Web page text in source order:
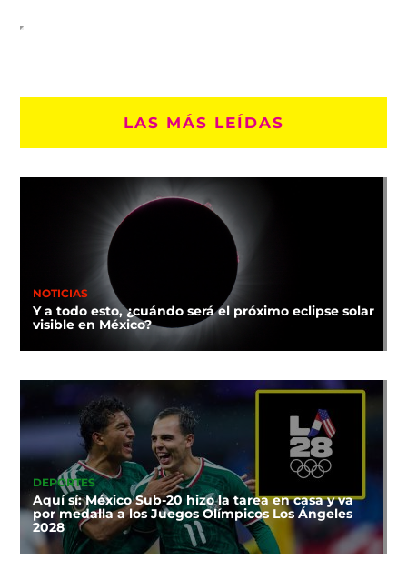
LAS MÁS LEÍDAS
NOTICIAS
Y a todo esto, ¿cuándo será el próximo eclipse solar
visible en México?
DEPORTES
Aquí sí: México Sub-20 hizo la tarea en casa y va
por medalla a los Juegos Olímpicos Los Ángeles
2028